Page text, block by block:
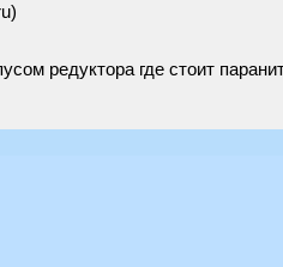
редуктора где стоит